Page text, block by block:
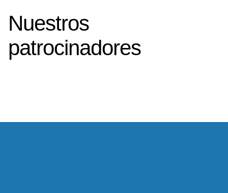
Nuestros
patrocinadores